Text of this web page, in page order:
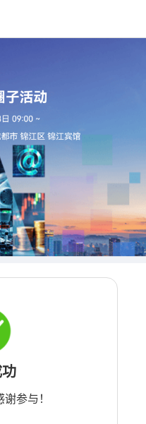
参与！